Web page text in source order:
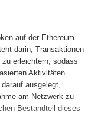
auf der Ethereum-
darin, Transaktionen
erleichtern, sodass
Aktivitäten
ausgelegt,
am Netzwerk zu
Bestandteil dieses